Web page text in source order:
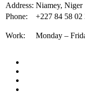
Address: Niamey, Niger
Phone:
+227 84 58 02
Work: Monday –